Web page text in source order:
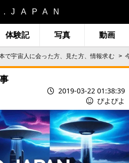
体験記 写真 動画
で宇宙人に会った方、見た方、情報求む
2019-03-22 01:38:39
ぴよぴよ